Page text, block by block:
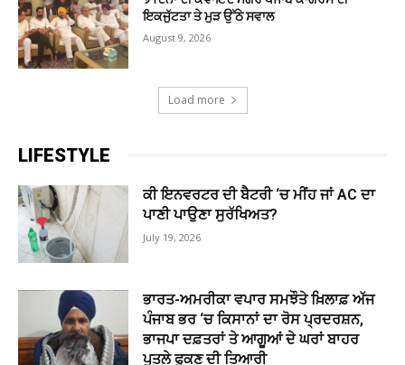
ਇਕਜੁੱਟਤਾ ਤੇ ਮੁੜ ਉੱਠੇ ਸਵਾਲ
August 9, 2026
Load more
LIFESTYLE
ਕੀ ਇਨਵਰਟਰ ਦੀ ਬੈਟਰੀ ‘ਚ ਮੀਂਹ ਜਾਂ AC ਦਾ
ਪਾਣੀ ਪਾਉਣਾ ਸੁਰੱਖਿਅਤ?
July 19, 2026
ਭਾਰਤ-ਅਮਰੀਕਾ ਵਪਾਰ ਸਮਝੌਤੇ ਖ਼ਿਲਾਫ਼ ਅੱਜ
ਪੰਜਾਬ ਭਰ ‘ਚ ਕਿਸਾਨਾਂ ਦਾ ਰੋਸ ਪ੍ਰਦਰਸ਼ਨ,
ਭਾਜਪਾ ਦਫ਼ਤਰਾਂ ਤੇ ਆਗੂਆਂ ਦੇ ਘਰਾਂ ਬਾਹਰ
ਪੁਤਲੇ ਫੂਕਣ ਦੀ ਤਿਆਰੀ